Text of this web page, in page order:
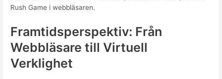
Rush Game i webbläsaren.
Framtidsperspektiv: Från
Webbläsare till Virtuell
Verklighet